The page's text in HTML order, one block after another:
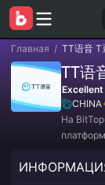
Главная / TT语音 T
TT语
Excellent
CHINA
На